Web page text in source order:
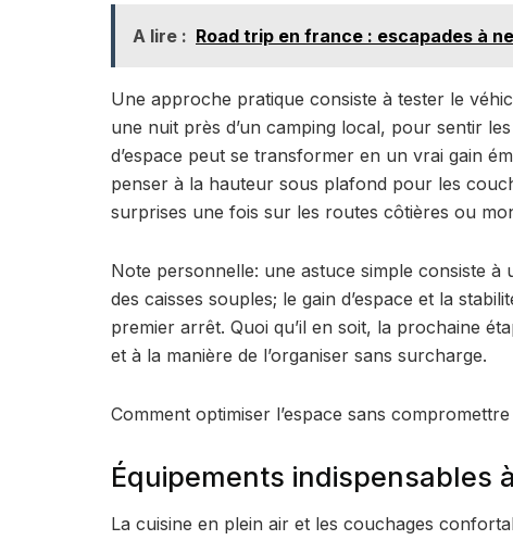
A lire : Road trip en france : escapades à
Une approche pratique consiste à tester le
une nuit près d’un camping local, pour sentir
d’espace peut se transformer en un vrai gain
penser à la hauteur sous plafond pour les
surprises une fois sur les routes côtières ou
Note personnelle: une astuce simple consiste à
des caisses souples; le gain d’espace et la
premier arrêt. Quoi qu’il en soit, la prochaine
et à la manière de l’organiser sans surcharge.
Comment optimiser l’espace sans
Équipements indispensables
La cuisine en plein air et les couchages